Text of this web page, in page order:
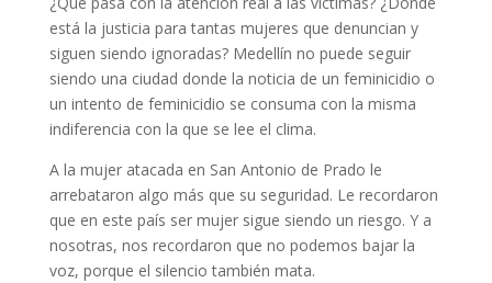
está la justicia para tantas mujeres que denuncian y
siguen siendo ignoradas? Medellín no puede seguir
siendo una ciudad donde la noticia de un feminicidio o
un intento de feminicidio se consuma con la misma
indiferencia con la que se lee el clima.
A la mujer atacada en San Antonio de Prado le
arrebataron algo más que su seguridad. Le recordaron
que en este país ser mujer sigue siendo un riesgo. Y a
nosotras, nos recordaron que no podemos bajar la
voz, porque el silencio también mata.